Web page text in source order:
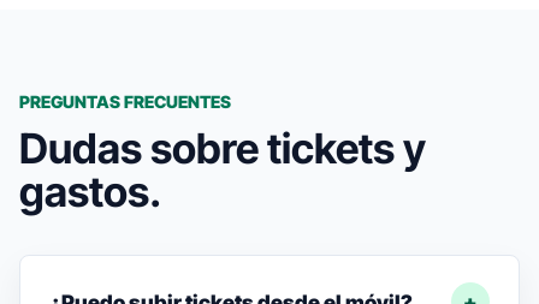
PREGUNTAS FRECUENTES
Dudas sobre tickets y
gastos.